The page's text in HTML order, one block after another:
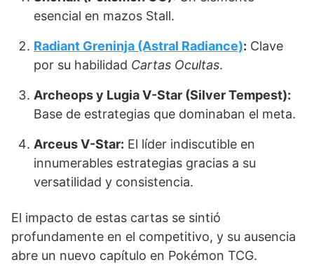
esencial en mazos Stall.
Radiant Greninja (Astral Radiance): Clave
por su habilidad Cartas Ocultas.
Archeops y Lugia V-Star (Silver Tempest):
Base de estrategias que dominaban el meta.
Arceus V-Star: El líder indiscutible en
innumerables estrategias gracias a su
versatilidad y consistencia.
El impacto de estas cartas se sintió
profundamente en el competitivo, y su ausencia
abre un nuevo capítulo en Pokémon TCG.